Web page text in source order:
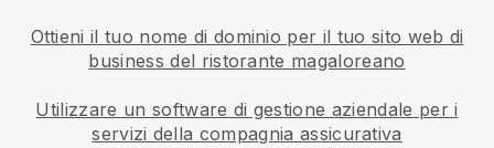
Ottieni il tuo nome di dominio per il tuo sito web di
business del ristorante magaloreano
Utilizzare un software di gestione aziendale per i
servizi della compagnia assicurativa